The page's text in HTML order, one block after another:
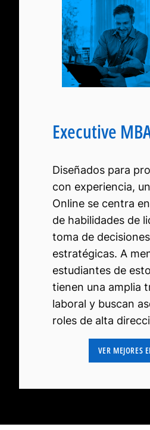
Executive
Diseñados para
con experiencia,
Online se centra
de habilidades de
toma de decisiones
estratégicas. A
estudiantes de
tienen una amplia
laboral y buscan
roles de alta
VER MEJORES